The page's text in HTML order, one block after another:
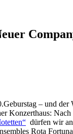
– und der
Konzerthaus: Nach
dürfen wir
Rota